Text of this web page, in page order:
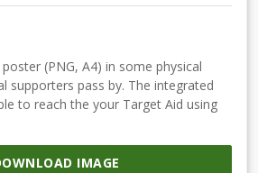
(PNG, A4) in some physical
supporters pass by. The integrated
to reach the your Target Aid using
IMAGE